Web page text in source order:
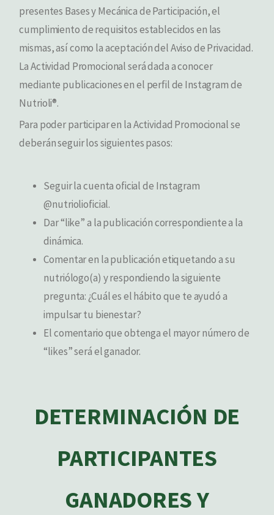
presentes Bases y Mecánica de Participación, el
cumplimiento de requisitos establecidos en las
mismas, así como la aceptación del Aviso de Privacidad.
La Actividad Promocional será dada a conocer
mediante publicaciones en el perfil de Instagram de
Nutrioli®.
Para poder participar en la Actividad Promocional se
deberán seguir los siguientes pasos:
Seguir la cuenta oficial de Instagram
@nutriolioficial.
Dar “like” a la publicación correspondiente a la
dinámica.
Comentar en la publicación etiquetando a su
nutriólogo(a) y respondiendo la siguiente
pregunta: ¿Cuál es el hábito que te ayudó a
impulsar tu bienestar?
El comentario que obtenga el mayor número de
“likes” será el ganador.
DETERMINACIÓN DE
PARTICIPANTES
GANADORES Y